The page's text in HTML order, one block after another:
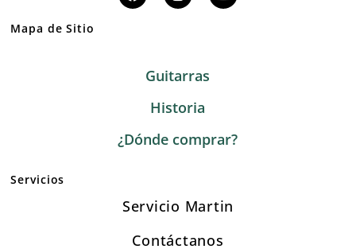
Mapa de Sitio
Guitarras
Historia
¿Dónde comprar?
Servicios
Servicio Martin
Contáctanos